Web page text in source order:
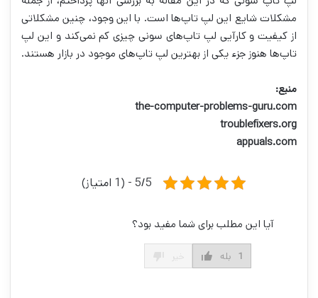
مشکلات شایع این لپ تاپ‌ها است. با این وجود، چنین مشکلاتی
از کیفیت و کارآیی لپ تاپ‌های سونی چیزی کم نمی‌کند و این لپ
تاپ‌ها هنوز جزء یکی از بهترین لپ تاپ‌های موجود در بازار هستند.
منبع:
the-computer-problems-guru.com
troublefixers.org
appuals.com
5/5 - (1 امتیاز)
آیا این مطلب برای شما مفید بود؟
بله 1